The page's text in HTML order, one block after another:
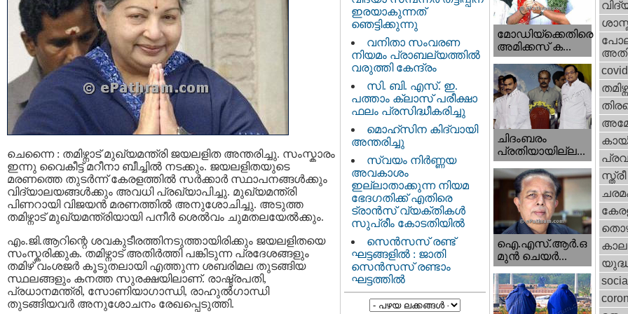
ചെന്നൈ : തമിഴ്നാട് മുഖ്യമന്ത്രി ജയലളിത അന്തരിച്ചു. സംസ്കാരം
ഇന്നു വൈകീട്ട് മറീനാ ബീച്ചിൽ നടക്കും. ജയലളിതയുടെ
മരണത്തെ തുടർന്ന് കേരളത്തിൽ സർക്കാർ സ്ഥാപനങ്ങൾക്കും
വിദ്യാലയങ്ങൾക്കും അവധി പ്രഖ്യാപിച്ചു. മുഖ്യമന്ത്രി
പിണറായി വിജയൻ മരണത്തിൽ അനുശോചിച്ചു. അടുത്ത
തമിഴ്നാട് മുഖ്യമന്ത്രിയായി പനീർ ശെൽവം ചുമതലയേൽക്കും.
എം.ജി.ആറിന്റെ ശവകുടീരത്തിനടുത്തായിരിക്കും ജയലളിതയെ
സംസ്കരിക്കുക. തമിഴ്നാട് അതിർത്തി പങ്കിടുന്ന പ്രദേശങ്ങളും
തമിഴ് വംശജർ കൂടുതലായി എത്തുന്ന ശബരിമല തുടങ്ങിയ
സ്ഥലങ്ങളും കനത്ത സുരക്ഷയിലാണ്. രാഷ്ട്രപതി,
പ്രധാനമന്ത്രി, സോണിയാഗാന്ധി, രാഹുൽഗാന്ധി
തുടങ്ങിയവർ അനുശോചനം രേഖപ്പെടുത്തി.
ഇരയാകുന്നത്‌
ഞെട്ടിക്കുന്നു
വനിതാ സംവരണ
നിയമം പ്രാബല്യത്തിൽ
വരുത്തി കേന്ദ്രം
സി. ബി. എസ്. ഇ.
പത്താം ക്ലാസ് പരീക്ഷാ
ഫലം പ്രസിദ്ധീകരിച്ചു
മൊഹ്‌സിന കിദ്വായി
അന്തരിച്ചു
സ്വയം നിർണ്ണയ
അവകാശം
ഇല്ലാതാക്കുന്ന നിയമ
ഭേദഗതിക്ക് എതിരെ
ട്രാൻസ് വ്യക്തികൾ
സുപ്രീം കോടതിയിൽ
സെന്‍സസ് രണ്ട്
ഘട്ടങ്ങളിൽ : ജാതി
സെന്‍സസ് രണ്ടാം
ഘട്ടത്തിൽ
മോഡിയ്ക്കെതിരെ
അമിക്കസ് ക...
ചിദംബരം
പ്രതിയായില്ല...
ഐ.എസ്.ആര്‍.ഒ
മുന്‍ ചെയര്‍...